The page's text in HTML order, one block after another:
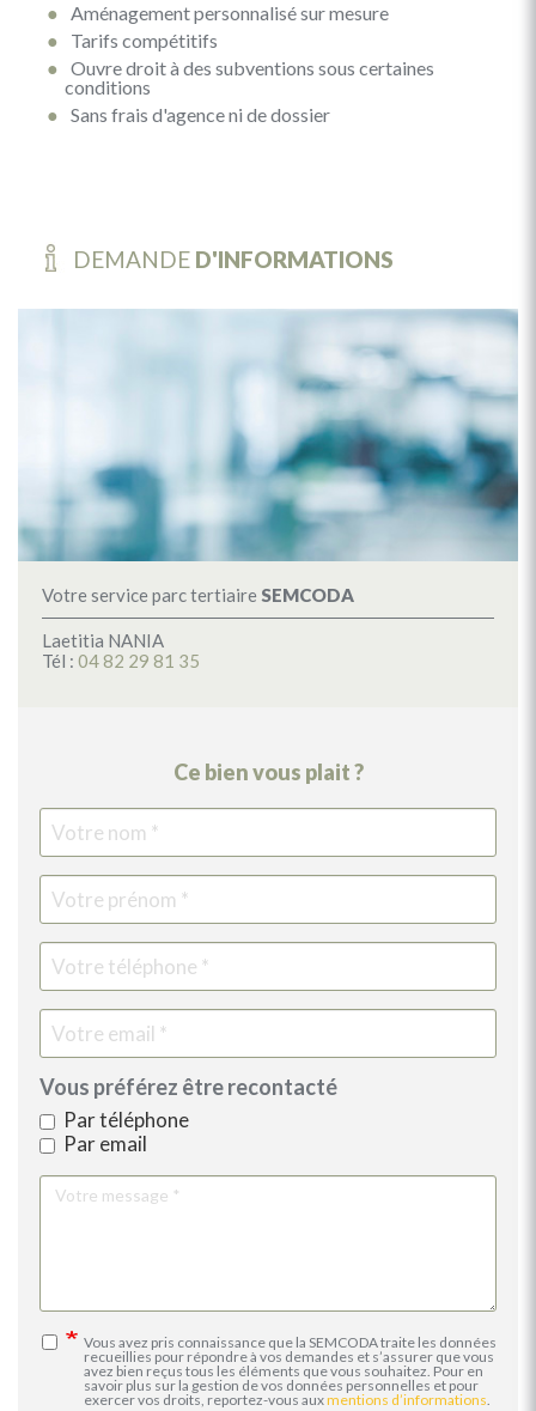
Aménagement personnalisé sur mesure
Tarifs compétitifs
Ouvre droit à des subventions sous certaines
conditions
Sans frais d'agence ni de dossier
DEMANDE D'INFORMATIONS
Votre service parc tertiaire SEMCODA
Laetitia NANIA
Tél : 04 82 29 81 35
Ce bien vous plait ?
Votre
nom
Vous préférez être recontacté
Par téléphone
Par email
Votre
message
Vous avez pris connaissance que la SEMCODA traite les données
recueillies pour répondre à vos demandes et s’assurer que vous
avez bien reçus tous les éléments que vous souhaitez. Pour en
savoir plus sur la gestion de vos données personnelles et pour
exercer vos droits, reportez-vous auxmentions d’informations